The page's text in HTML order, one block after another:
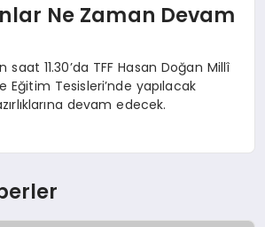
Ne Zaman Devam
saat 11.30’da TFF Hasan Doğan Millî
Eğitim Tesisleri’nde yapılacak
devam edecek.